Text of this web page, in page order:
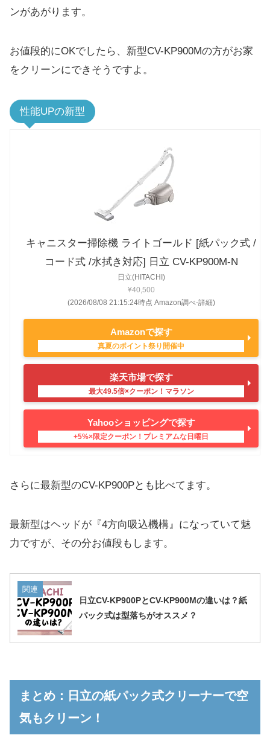
ンがあがります。
お値段的にOKでしたら、新型CV-KP900Mの方がお家
をクリーンにできそうですよ。
性能UPの新型
キャニスター掃除機 ライトゴールド [紙パック式 /
コード式 /水拭き対応] 日立 CV-KP900M-N
日立(HITACHI)
¥40,500
(2026/08/08 21:15:24時点 Amazon調べ-詳細)
Amazonで探す
楽天市場で探す
Yahooショッピングで探す
さらに最新型のCV-KP900Pとも比べてます。
最新型はヘッドが『4方向吸込機構』になっていて魅
力ですが、その分お値段もします。
関連
日立CV-KP900PとCV-KP900Mの違いは？紙
パック式は型落ちがオススメ？
まとめ：日立の紙パック式クリーナーで空
気もクリーン！